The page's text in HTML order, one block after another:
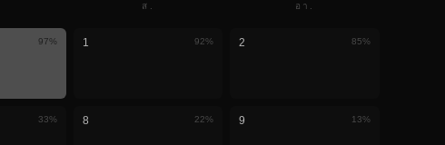
ส. อา.
97% 1 92% 2 85%
33% 8 22% 9 13%